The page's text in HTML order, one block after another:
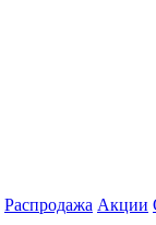
Распродажа Акции